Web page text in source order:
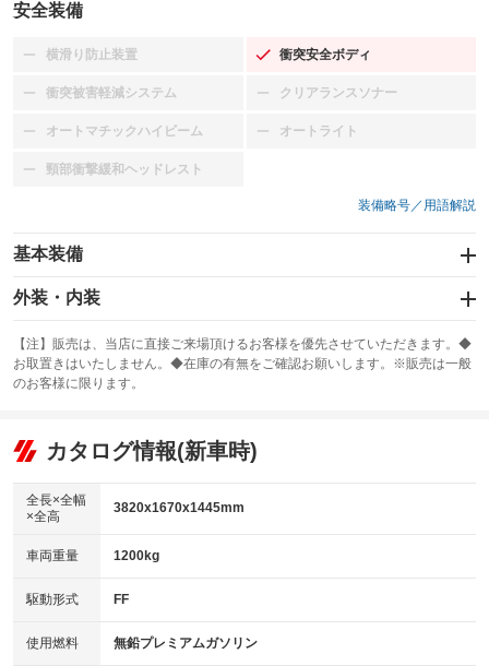
安全装備
横滑り防止装置
：装備なし 衝突安全ボディ
：装備あり
衝突被害軽減システム
：装備なし クリアランスソナー
：装備なし
オートマチックハイビーム
：装備なし オートライト
：装備なし
頸部衝撃緩和ヘッドレスト
：装備なし
装備略号／用語解説
基本装備
エアバッグ：運転席/助手席/サイド
：装備あり
：装備なし
サンルーフ
：装備なし ABS
リフトアップ
：装備なし
：装備なし
パワーウィンドウ
アイドリングストップ
：装備なし
USB入力端子
：装備なし
100V電源
：装備なし
外装・内装
カーナビ：HDDナビ
：装備あり
TV：フルセグ
：装備あり
ビジュアル
：装備なし
：装備あり
革シート
キーレス
HID(キセノンライト)
：装備なし
バックカメラ
：装備あり
【注】販売は、当店に直接ご来場頂けるお客様を優先させていただきます。◆
お取置きはいたしません。◆在庫の有無をご確認お願いします。※販売は一般
のお客様に限ります。
カタログ情報(新車時)
全長×全幅
×全高
3820x1670x1445mm
車両重量 1200kg
駆動形式 FF
使用燃料 無鉛プレミアムガソリン